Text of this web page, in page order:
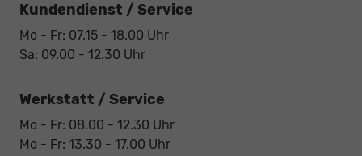
Kundendienst / Service
Mo - Fr: 07.15 - 18.00 Uhr
Sa: 09.00 - 12.30 Uhr
Werkstatt / Service
Mo - Fr: 08.00 - 12.30 Uhr
Mo - Fr: 13.30 - 17.00 Uhr